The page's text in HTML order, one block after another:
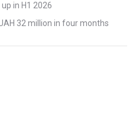
in H1 2026
32 million in four months